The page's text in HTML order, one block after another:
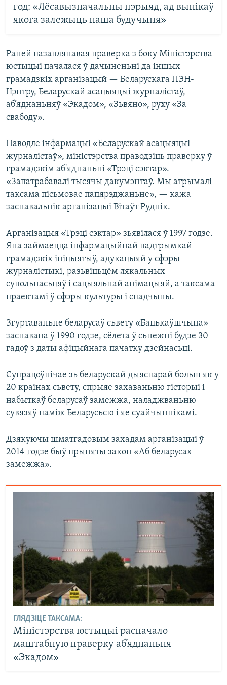
год: «Лёсавызначальны пэрыяд, ад вынікаў
якога залежыць наша будучыня»
Раней пазаплянавая праверка з боку Міністэрства
юстыцыі пачалася ў дачыненьні да іншых
грамадзкіх арганізацый — Беларускага ПЭН-
Цэнтру, Беларускай асацыяцыі журналістаў,
аб’яднаньняў «Экадом», «Зьвяно», руху «За
свабоду».
Паводле інфармацыі «Беларускай асацыяцыі
журналістаў», міністэрства праводзіць праверку ў
грамадзкім аб'яднаньні «Трэці сэктар».
«Запатрабавалі тысячы дакумэнтаў. Мы атрымалі
таксама пісьмовае папярэджаньне», — кажа
заснавальнік арганізацыі Вітаўт Руднік.
Арганізацыя «Трэці сэктар» зьявілася ў 1997 годзе.
Яна займаецца інфармацыйнай падтрымкай
грамадзкіх ініцыятыў, адукацыяй у сфэры
журналістыкі, разьвіцьцём лякальных
супольнасьцяў і сацыяльнай анімацыяй, а таксама
праектамі ў сфэры культуры і спадчыны.
Згуртаваньне беларусаў сьвету «Бацькаўшчына»
заснавана ў 1990 годзе, сёлета ў сьнежні будзе 30
гадоў з даты афіцыйнага пачатку дзейнасьці.
Супрацоўнічае зь беларускай дыяспарай больш як у
20 краінах сьвету, спрыяе захаваньню гісторыі і
набыткаў беларусаў замежжа, наладжваньню
сувязяў паміж Беларусьсю і яе суайчыннікамі.
Дзякуючы шматгадовым захадам арганізацыі ў
2014 годзе быў прыняты закон «Аб беларусах
замежжа».
ГЛЯДЗІЦЕ ТАКСАМА:
Міністэрства юстыцыі распачало
маштабную праверку аб’яднаньня
«Экадом»